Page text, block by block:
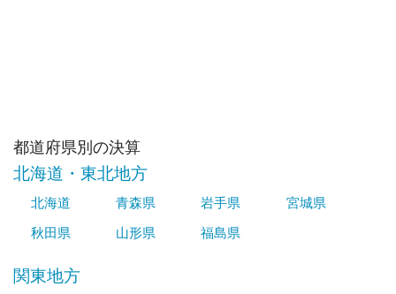
都道府県別の決算
北海道・東北地方
北海道 青森県 岩手県
宮城県
秋田県
山形県 福島県
関東地方